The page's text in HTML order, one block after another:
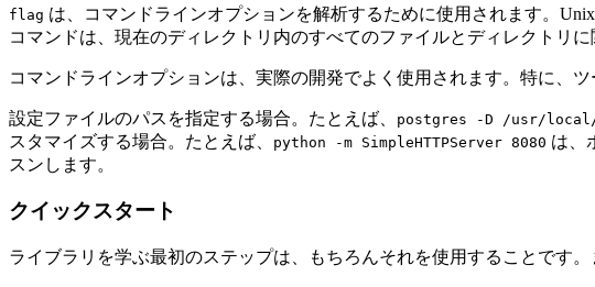
flag は、コマンドラインオプションを解析するために使用されます。
コマンドは、現在のディレクトリ内のすべてのファイルとディレクトリ
コマンドラインオプションは、実際の開発でよく使用されます。特に、ツ
設定ファイルのパスを指定する場合。たとえば、 postgres -D /usr/
スタマイズする場合。たとえば、
python -m SimpleHTTPServer 8080 は、
スンします。
クイックスタート
ライブラリを学ぶ最初のステップは、もちろんそれを使用することです。